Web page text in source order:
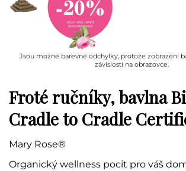
Jsou možné barevné odchylky, protože zobrazení
závislosti na obrazovce.
Froté ručníky, bavlna
Cradle to Cradle
Mary Rose®
Organický wellness pocit pro váš